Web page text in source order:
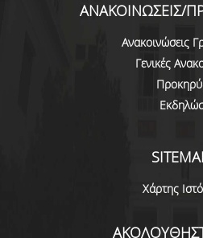
ΣΤΡΑΤΗΓΙΚΗ
ΠΡΟΓΡΑΜΜΑΤΟΣ
ΔΕΔΟΜΕΝΑ
ΑΝΑΚΟΙΝΩΣΕΙΣ/
Ανακοινώσεις
Γενικές
Χάρτης